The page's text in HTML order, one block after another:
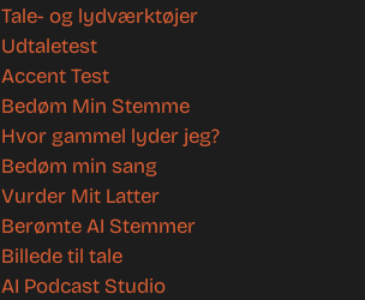
Tale- og lydværktøjer
Udtaletest
Accent Test
Bedøm Min Stemme
Hvor gammel lyder jeg?
Bedøm min sang
Vurder Mit Latter
Berømte AI Stemmer
Billede til tale
AI Podcast Studio